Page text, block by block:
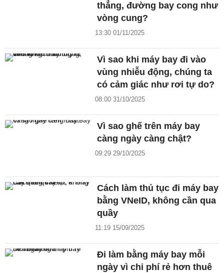
thẳng, đường bay cong như
vòng cung?
13:30 01/11/2025
Vì sao khi máy bay đi vào
vùng nhiễu động, chúng ta
có cảm giác như rơi tự do?
08:00 31/10/2025
Vì sao ghế trên máy bay
càng ngày càng chật?
09:29 29/10/2025
Cách làm thủ tục đi máy bay
bằng VNeID, không cần qua
quầy
11:19 15/09/2025
Đi làm bằng máy bay mỗi
ngày vì chi phí rẻ hơn thuê